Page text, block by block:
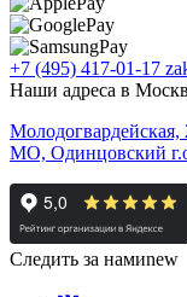
+7 (495) 417-01-17
Наши адреса в
Молодогвардейская,
МО, Одинцовский
Следить за намиnew